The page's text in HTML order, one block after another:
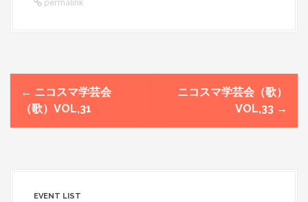
permalink
s
← ニコスマ学芸会
（歌）VOL,31
ニコスマ学芸会（歌）
VOL,33 →
EVENT LIST